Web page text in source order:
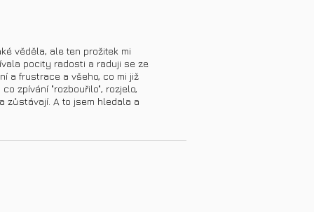
věděla, ale ten prožitek mi
pocity radosti a raduji se ze
a frustrace a všeho, co mi již
zpívání "rozbouřilo", rozjelo,
zůstávají. A to jsem hledala a